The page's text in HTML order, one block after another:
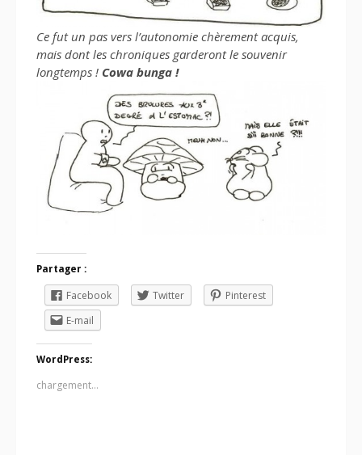
Ce fut un pas vers l’autonomie chèrement acquis,
mais dont les chroniques garderont le souvenir
longtemps ! Cowa bunga !
Partager :
Facebook Twitter
Pinterest
E-mail
WordPress:
chargement…